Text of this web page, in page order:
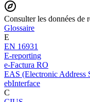
Consulter les données de
Glossaire
E
EN 16931
E-reporting
e-Factura RO
EAS (Electronic Address
ebInterface
C